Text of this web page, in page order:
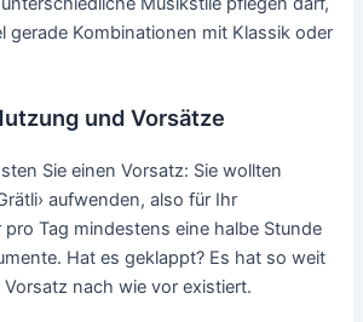
gerade Kombinationen mit Klassik oder
und Vorsätze
Sie einen Vorsatz: Sie wollten
aufwenden, also für Ihr
Tag mindestens eine halbe Stunde
Hat es geklappt? Es hat so weit
nach wie vor existiert.